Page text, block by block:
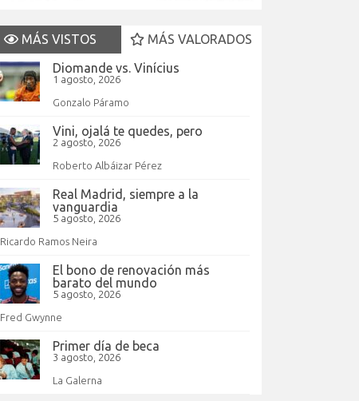
MÁS VISTOS
MÁS VALORADOS
Diomande vs. Vinícius
1 agosto, 2026
Gonzalo Páramo
Vini, ojalá te quedes, pero
2 agosto, 2026
Roberto Albáizar Pérez
Real Madrid, siempre a la
vanguardia
5 agosto, 2026
Ricardo Ramos Neira
El bono de renovación más
barato del mundo
5 agosto, 2026
Fred Gwynne
Primer día de beca
3 agosto, 2026
La Galerna